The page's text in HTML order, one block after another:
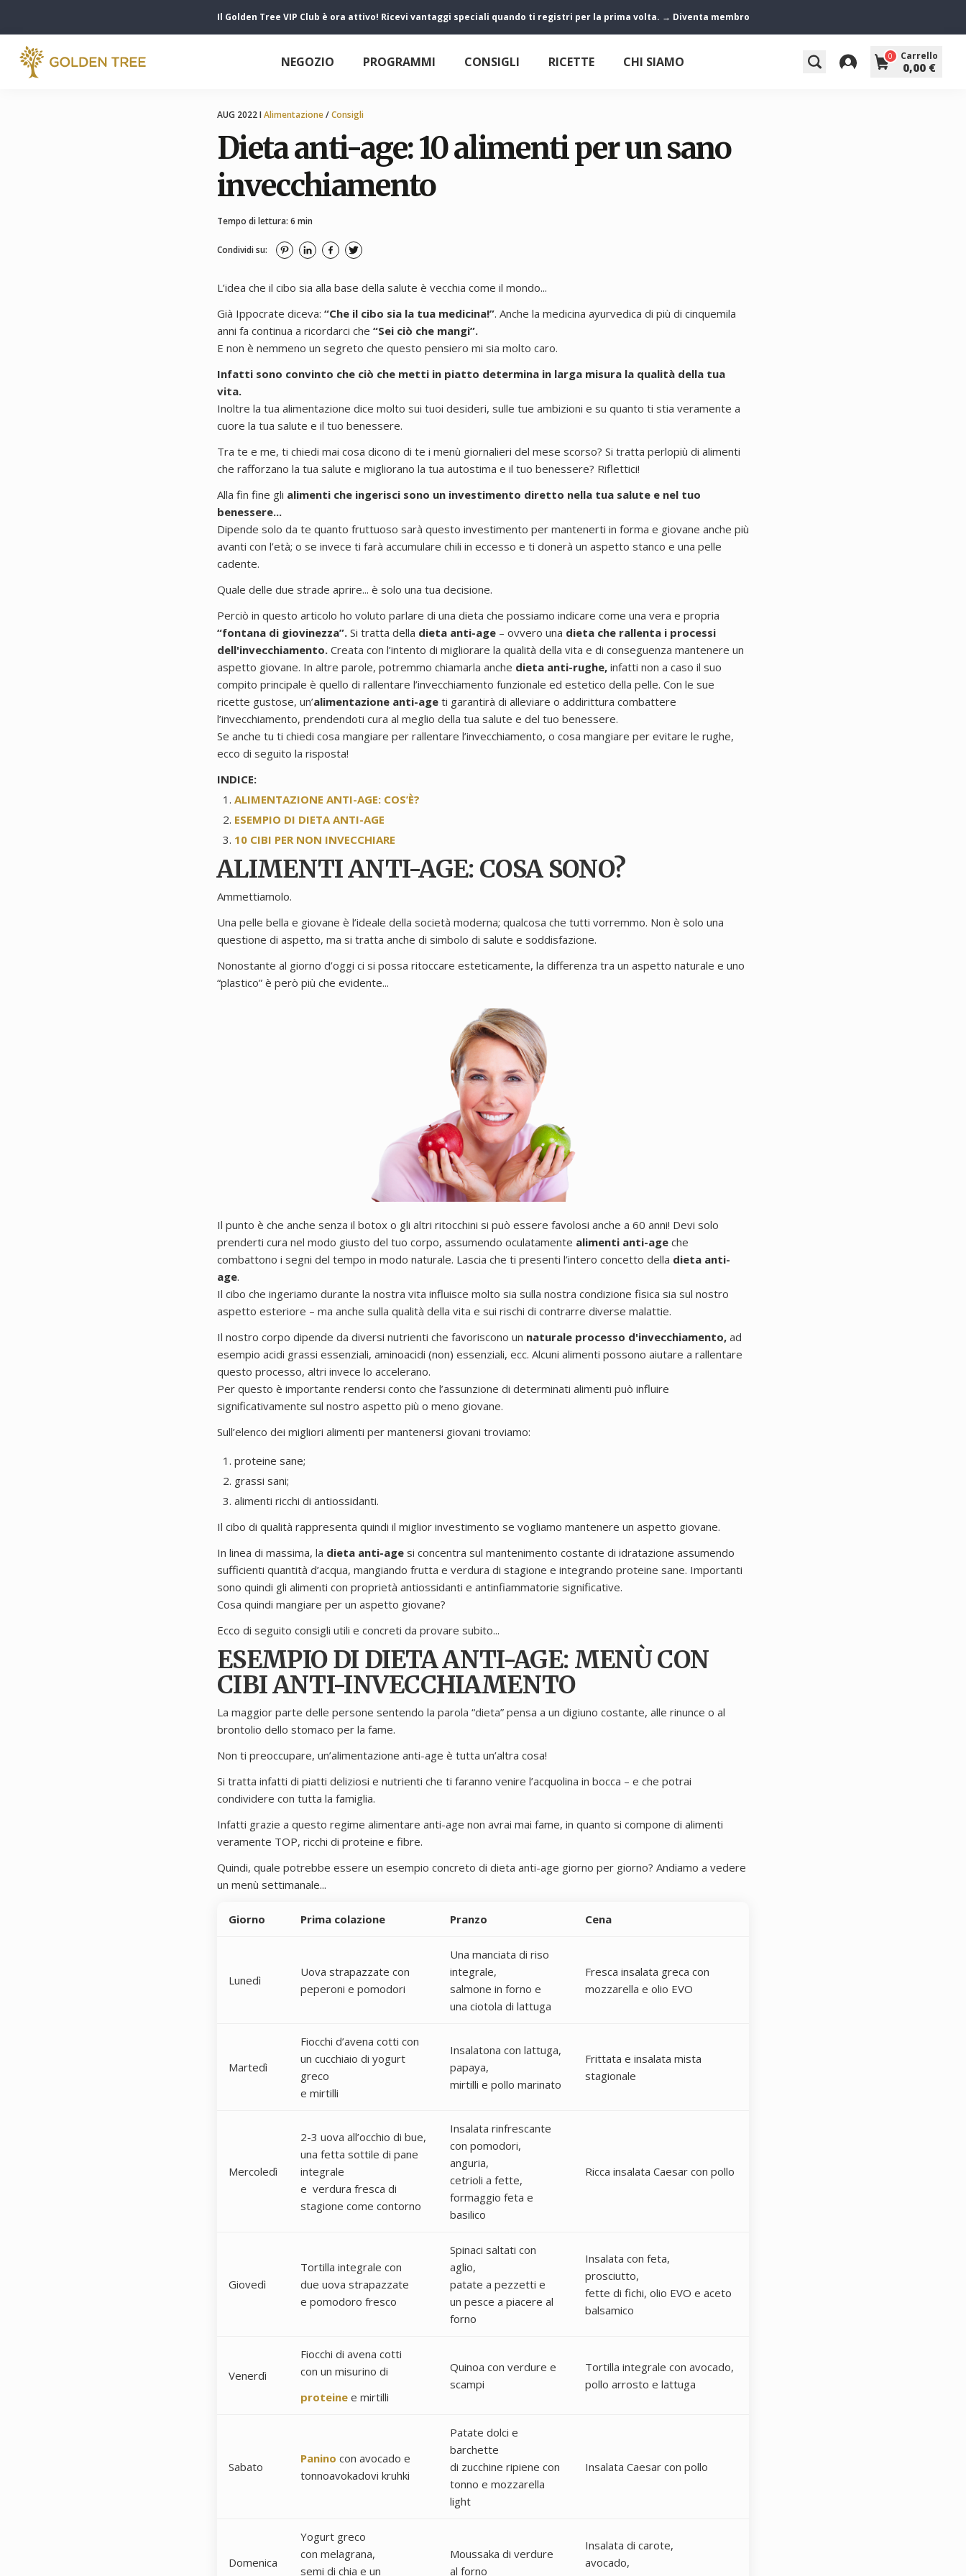
Il Golden Tree VIP Club è ora attivo! Ricevi vantaggi speciali quando ti registri per la prima volta. → Diventa membro
NEGOZIO PROGRAMMI CONSIGLI RICETTE CHI SIAMO 0 Carrello
0,00 €
AUG 2022 IAlimentazione/Consigli
Dieta anti-age: 10 alimenti per un sano
invecchiamento
Tempo di lettura: 6 min
Condividi su:
L’idea che il cibo sia alla base della salute è vecchia come il mondo...
Già Ippocrate diceva: “Che il cibo sia la tua medicina!”. Anche la medicina ayurvedica di più di cinquemila
anni fa continua a ricordarci che “Sei ciò che mangi”.
E non è nemmeno un segreto che questo pensiero mi sia molto caro.
Infatti sono convinto che ciò che metti in piatto determina in larga misura la qualità della tua
vita.
Inoltre la tua alimentazione dice molto sui tuoi desideri, sulle tue ambizioni e su quanto ti stia veramente a
cuore la tua salute e il tuo benessere.
Tra te e me, ti chiedi mai cosa dicono di te i menù giornalieri del mese scorso? Si tratta perlopiù di alimenti
che rafforzano la tua salute e migliorano la tua autostima e il tuo benessere? Riflettici!
Alla fin fine gli alimenti che ingerisci sono un investimento diretto nella tua salute e nel tuo
benessere...
Dipende solo da te quanto fruttuoso sarà questo investimento per mantenerti in forma e giovane anche più
avanti con l’età; o se invece ti farà accumulare chili in eccesso e ti donerà un aspetto stanco e una pelle
cadente.
Quale delle due strade aprire... è solo una tua decisione.
Perciò in questo articolo ho voluto parlare di una dieta che possiamo indicare come una vera e propria
“fontana di giovinezza”. Si tratta della dieta anti-age – ovvero una dieta che rallenta i processi
dell'invecchiamento. Creata con l’intento di migliorare la qualità della vita e di conseguenza mantenere un
aspetto giovane. In altre parole, potremmo chiamarla anche dieta anti-rughe, infatti non a caso il suo
compito principale è quello di rallentare l’invecchiamento funzionale ed estetico della pelle. Con le sue
ricette gustose, un’alimentazione anti-age ti garantirà di alleviare o addirittura combattere
l’invecchiamento, prendendoti cura al meglio della tua salute e del tuo benessere.
Se anche tu ti chiedi cosa mangiare per rallentare l’invecchiamento, o cosa mangiare per evitare le rughe,
ecco di seguito la risposta!
INDICE:
ALIMENTAZIONE ANTI-AGE: COS’È?
ESEMPIO DI DIETA ANTI-AGE
10 CIBI PER NON INVECCHIARE
ALIMENTI ANTI-AGE: COSA SONO?
Ammettiamolo.
Una pelle bella e giovane è l’ideale della società moderna; qualcosa che tutti vorremmo. Non è solo una
questione di aspetto, ma si tratta anche di simbolo di salute e soddisfazione.
Nonostante al giorno d’oggi ci si possa ritoccare esteticamente, la differenza tra un aspetto naturale e uno
“plastico” è però più che evidente...
Il punto è che anche senza il botox o gli altri ritocchini si può essere favolosi anche a 60 anni! Devi solo
prenderti cura nel modo giusto del tuo corpo, assumendo oculatamente alimenti anti-age che
combattono i segni del tempo in modo naturale. Lascia che ti presenti l’intero concetto della dieta anti-
age.
Il cibo che ingeriamo durante la nostra vita influisce molto sia sulla nostra condizione fisica sia sul nostro
aspetto esteriore – ma anche sulla qualità della vita e sui rischi di contrarre diverse malattie.
Il nostro corpo dipende da diversi nutrienti che favoriscono un naturale processo d'invecchiamento, ad
esempio acidi grassi essenziali, aminoacidi (non) essenziali, ecc. Alcuni alimenti possono aiutare a rallentare
questo processo, altri invece lo accelerano.
Per questo è importante rendersi conto che l’assunzione di determinati alimenti può influire
significativamente sul nostro aspetto più o meno giovane.
Sull’elenco dei migliori alimenti per mantenersi giovani troviamo:
proteine sane;
grassi sani;
alimenti ricchi di antiossidanti.
Il cibo di qualità rappresenta quindi il miglior investimento se vogliamo mantenere un aspetto giovane.
In linea di massima, la dieta anti-age si concentra sul mantenimento costante di idratazione assumendo
sufficienti quantità d’acqua, mangiando frutta e verdura di stagione e integrando proteine sane. Importanti
sono quindi gli alimenti con proprietà antiossidanti e antinfiammatorie significative.
Cosa quindi mangiare per un aspetto giovane?
Ecco di seguito consigli utili e concreti da provare subito...
ESEMPIO DI DIETA ANTI-AGE: MENÙ CON
CIBI ANTI-INVECCHIAMENTO
La maggior parte delle persone sentendo la parola “dieta” pensa a un digiuno costante, alle rinunce o al
brontolio dello stomaco per la fame.
Non ti preoccupare, un’alimentazione anti-age è tutta un’altra cosa!
Si tratta infatti di piatti deliziosi e nutrienti che ti faranno venire l’acquolina in bocca – e che potrai
condividere con tutta la famiglia.
Infatti grazie a questo regime alimentare anti-age non avrai mai fame, in quanto si compone di alimenti
veramente TOP, ricchi di proteine e fibre.
Quindi, quale potrebbe essere un esempio concreto di dieta anti-age giorno per giorno? Andiamo a vedere
un menù settimanale...
Giorno Prima colazione Pranzo Cena
Lunedì
Uova strapazzate con
peperoni e pomodori
Una manciata di riso
integrale,
salmone in forno e
una ciotola di lattuga
Fresca insalata greca con
mozzarella e olio EVO
Martedì
Fiocchi d’avena cotti con
un cucchiaio di yogurt
greco
e mirtilli
Insalatona con lattuga,
papaya,
mirtilli e pollo marinato
Frittata e insalata mista
stagionale
Mercoledì
2-3 uova all’occhio di bue,
una fetta sottile di pane
integrale
e verdura fresca di
stagione come contorno
Insalata rinfrescante
con pomodori,
anguria,
cetrioli a fette,
formaggio feta e
basilico
Ricca insalata Caesar con pollo
Giovedì
Tortilla integrale con
due uova strapazzate
e pomodoro fresco
Spinaci saltati con
aglio,
patate a pezzetti e
un pesce a piacere al
forno
Insalata con feta,
prosciutto,
fette di fichi, olio EVO e aceto
balsamico
Venerdì
Fiocchi di avena cotti
con un misurino di
proteine e mirtilli
Quinoa con verdure e
scampi
Tortilla integrale con avocado,
pollo arrosto e lattuga
Sabato
Panino con avocado e
tonnoavokadovi kruhki
Patate dolci e
barchette
di zucchine ripiene con
tonno e mozzarella
light
Insalata Caesar con pollo
Domenica
Yogurt greco
con melagrana,
semi di chia e un
Moussaka di verdure
al forno
Insalata di carote,
avocado,